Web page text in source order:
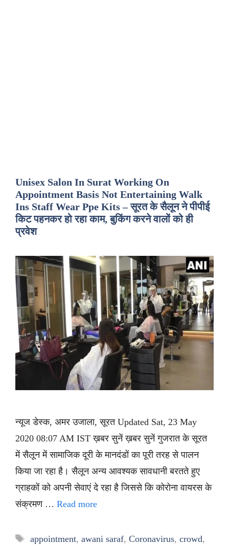
Unisex Salon In Surat Working On
Appointment Basis Not Entertaining Walk
Ins Staff Wear Ppe Kits – सूरत के सैलून ने पीपीई
किट पहनकर हो रहा काम, बुकिंग करने वालों को ही
प्रवेश
न्यूज डेस्क, अमर उजाला, सूरत Updated Sat, 23 May
2020 08:07 AM IST ख़बर सुनें ख़बर सुनें गुजरात के सूरत
में सैलून में सामाजिक दूरी के मानदंडों का पूरी तरह से पालन
किया जा रहा है। सैलून अन्य आवश्यक सावधानी बरतते हुए
ग्राहकों को अपनी सेवाएं दे रहा है जिससे कि कोरोना वायरस के
संक्रमण … Read more
Tags
appointment, awani saraf, Coronavirus, crowd,